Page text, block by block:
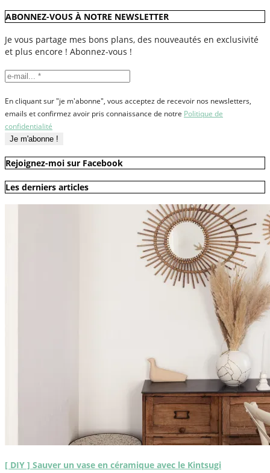
ABONNEZ-VOUS À NOTRE NEWSLETTER
Je vous partage mes bons plans, des nouveautés en exclusivité
et plus encore ! Abonnez-vous !
En cliquant sur "je m'abonne", vous acceptez de recevoir nos newsletters,
emails et confirmez avoir pris connaissance de notre Politique de
confidentialité
Rejoignez-moi sur Facebook
Les derniers articles
[ DIY ] Sauver un vase en céramique avec le Kintsugi